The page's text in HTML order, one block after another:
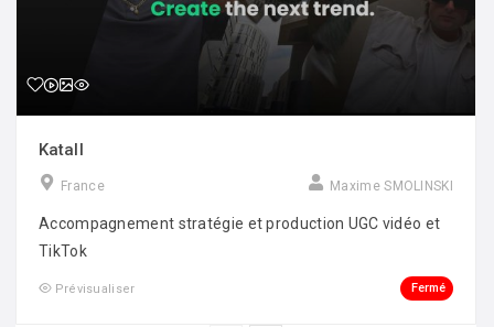
Katall
France Maxime SMOLINSKI
Accompagnement stratégie et production UGC vidéo et
TikTok
Prévisualiser Fermé